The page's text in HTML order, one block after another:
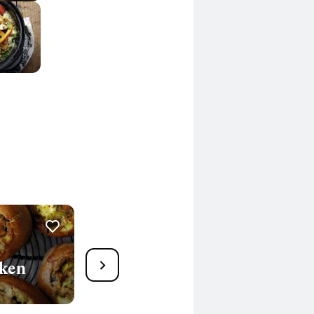
22
Blätterteigtaschen mit
Spinat-Ricotta-Füllung